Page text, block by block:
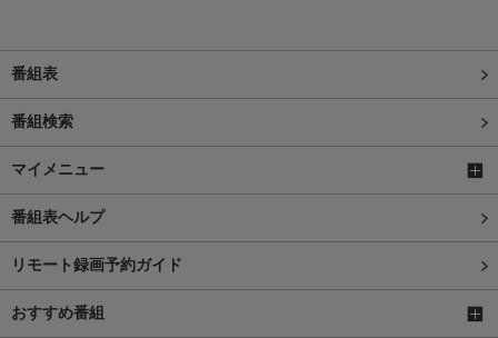
番組表
番組検索
マイメニュー
番組表ヘルプ
リモート録画予約ガイド
おすすめ番組